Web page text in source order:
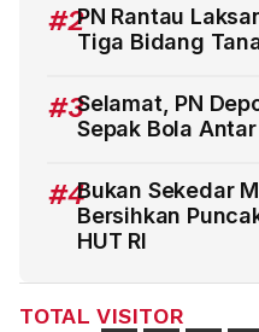
#2PN Rantau
Tiga Bidang
#3Selamat, PN
Sepak Bola
#4Bukan Sekedar
Bersihkan
HUT RI
TOTAL VISITOR